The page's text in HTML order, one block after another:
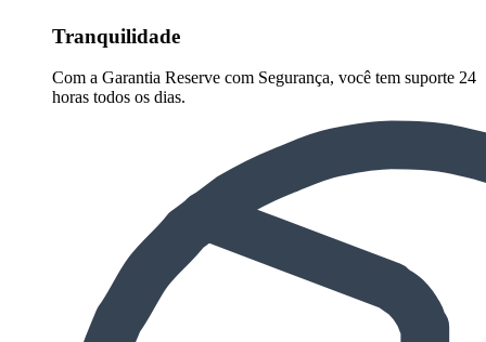
Tranquilidade
Com a Garantia Reserve com Segurança, você tem suporte 24
horas todos os dias.